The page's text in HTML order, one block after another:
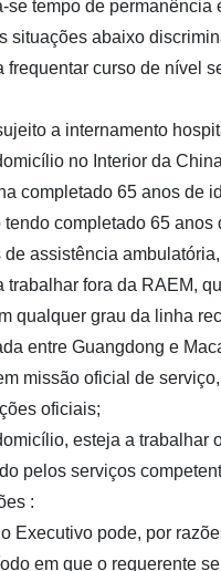
se tempo de permanência
situações abaixo
frequentar curso de nível
a internamento
no Interior da
completado 65 anos de
completado 65 anos
de assistência
trabalhar fora da RAEM,
qualquer grau da linha
entre Guangdong e
missão oficial de
oficiais;
esteja a trabalhar
pelos serviços
:
Executivo pode, por
em que o requerente